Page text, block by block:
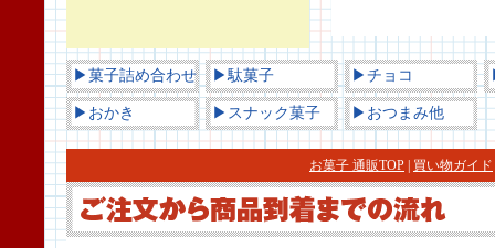
▶菓子詰め合わせ ▶駄菓子 ▶チョコ
▶おかき ▶スナック菓子 ▶おつまみ他
お菓子 通販TOP 買い物ガイド